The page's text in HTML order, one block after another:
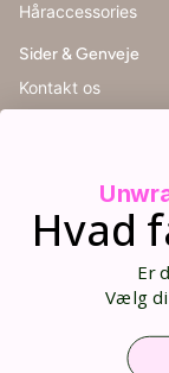
Håraccessories
Sider & Genveje
Kontakt os
Handelsbetingelser
Størrelsesguide
Blog
Opret bruger
Hvad
Er
Vælg